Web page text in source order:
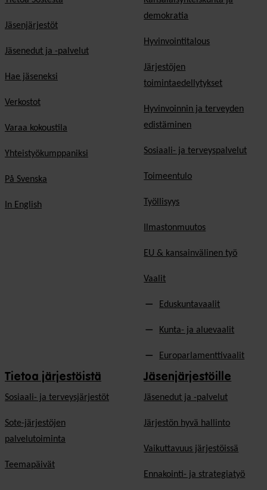
Jäsenjärjestöt
Jäsenedut ja -palvelut
Hae jäseneksi
Verkostot
Varaa kokoustila
Yhteistyökumppaniksi
På Svenska
In English
demokratia
Hyvinvointitalous
Järjestöjen
toimintaedellytykset
Hyvinvoinnin ja terveyden
edistäminen
Sosiaali- ja terveyspalvelut
Toimeentulo
Työllisyys
Ilmastonmuutos
EU & kansainvälinen työ
Vaalit
Eduskuntavaalit
Kunta- ja aluevaalit
Europarlamenttivaalit
Tietoa järjestöistä
Sosiaali- ja terveysjärjestöt
Sote-järjestöjen
palvelutoiminta
Teemapäivät
Jäsenjärjestöille
Jäsen­edut ja -palvelut
Järjestön hyvä hallinto
Vaikuttavuus järjestöissä
Ennakointi- ja strategiatyö